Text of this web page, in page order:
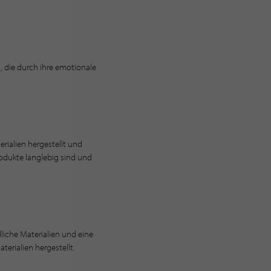
die durch ihre emotionale
hergestellt und
langlebig sind und
Materialien und eine
hergestellt.